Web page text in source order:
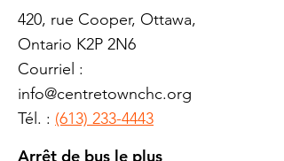
420, rue Cooper, Ottawa,
Ontario K2P 2N6
Courriel :
info@centretownchc.org
Tél. : (613) 233-4443
Arrêt de bus le plus